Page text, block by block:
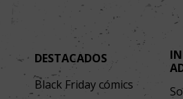
DESTACADOS
Black Friday cómics